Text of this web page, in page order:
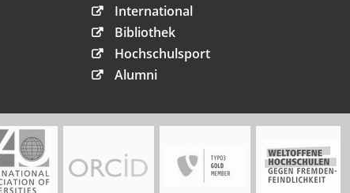
International
Bibliothek
Hochschulsport
Alumni